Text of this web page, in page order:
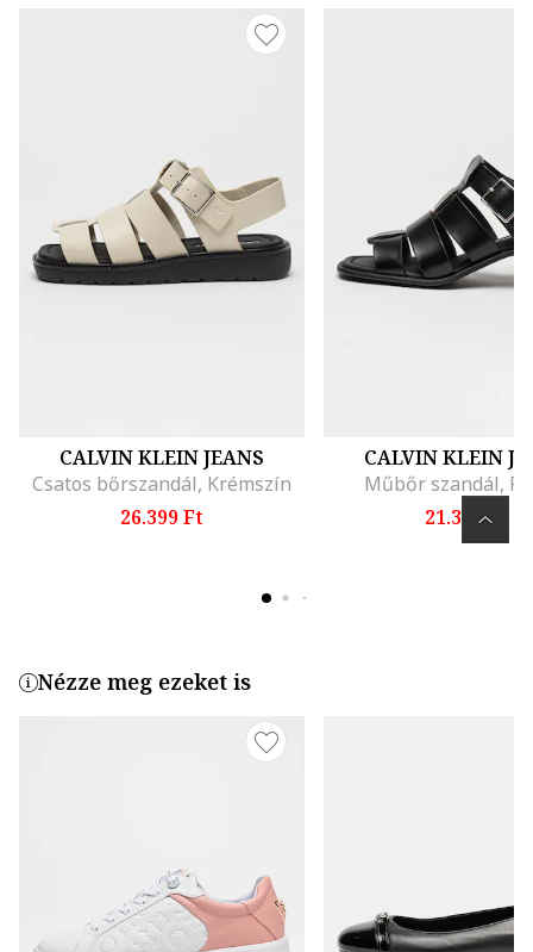
CALVIN KLEIN JEANS
Csatos bőrszandál, Krémszín
26.399 Ft
CALVIN KLEIN
Műbőr szandál,
21.399 Ft
Nézze meg ezeket is